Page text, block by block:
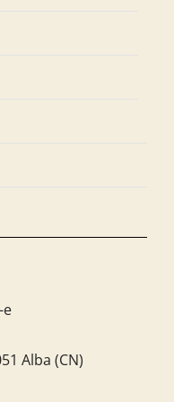
e
Alba (CN)